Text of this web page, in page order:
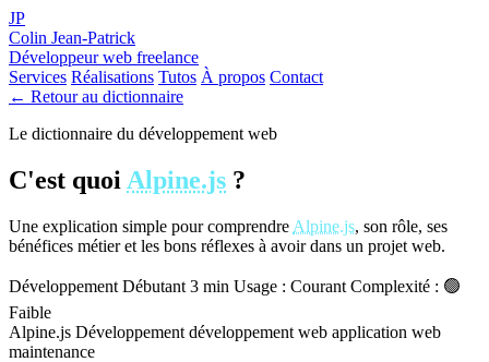
JP
Colin Jean-Patrick
Développeur web freelance
Services Réalisations Tutos À propos Contact
← Retour au dictionnaire
Le dictionnaire du développement web
C'est quoi Alpine.js ?
Une explication simple pour comprendre Alpine.js, son rôle, ses
bénéfices métier et les bons réflexes à avoir dans un projet web.
Développement Débutant 3 min Usage : Courant Complexité : 🟢
Faible
Alpine.js Développement développement web application web
maintenance